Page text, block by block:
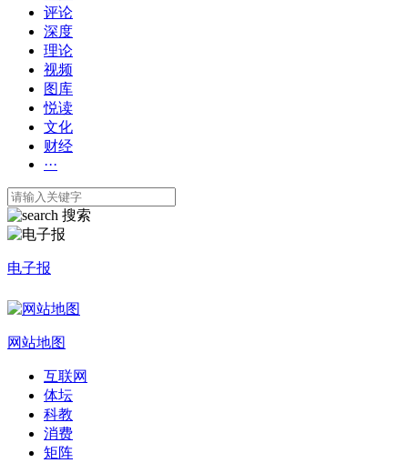
评论
深度
理论
视频
图库
悦读
文化
财经
···
搜索
电子报
网站地图
互联网
体坛
科教
消费
矩阵